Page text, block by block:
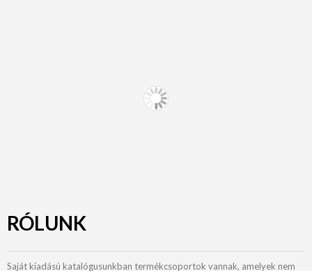
RÓLUNK
Saját kiadású katalógusunkban termékcsoportok vannak, amelyek nem